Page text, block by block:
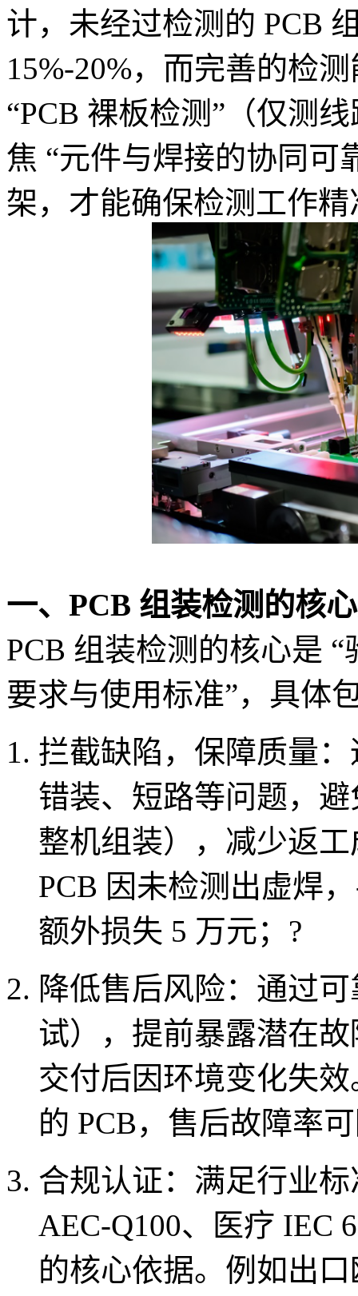
计，未经过检测的 PCB
15%-20%，而完善的检
“PCB 裸板检测”（仅测
焦 “元件与焊接的协同可
架，才能确保检测工作
一、PCB 组装检测的核
PCB 组装检测的核心是
要求与使用标准”，具体
拦截缺陷，保障质量
错装、短路等问题，
整机组装），减少返
PCB 因未检测出虚焊
额外损失 5 万元； ?
降低售后风险：通过
试），提前暴露潜在
交付后因环境变化失
的 PCB，售后故障率
合规认证：满足行业
AEC-Q100、医疗 IEC
的核心依据。例如出